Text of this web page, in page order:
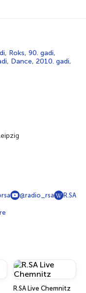
, Roks, 90. gadi,
, Dance, 2010. gadi,
@radio_rsa R.SA
R.SA Live Chemnitz